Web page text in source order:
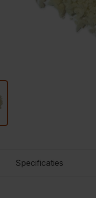
Specificaties